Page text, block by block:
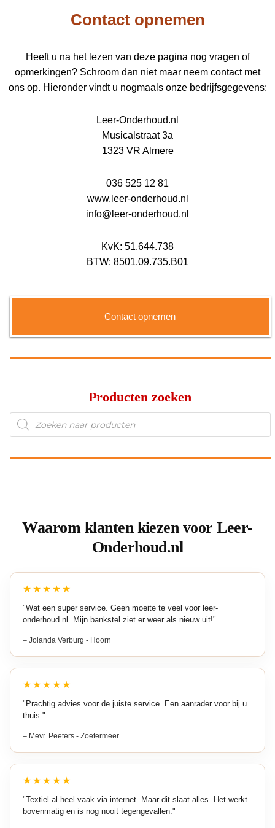
Contact opnemen
Heeft u na het lezen van deze pagina nog vragen of
opmerkingen? Schroom dan niet maar neem contact met
ons op. Hieronder vindt u nogmaals onze bedrijfsgegevens:
Leer-Onderhoud.nl
Musicalstraat 3a
1323 VR Almere
036 525 12 81
www.leer-onderhoud.nl
info@leer-onderhoud.nl
KvK: 51.644.738
BTW: 8501.09.735.B01
Contact opnemen
Producten zoeken
Producten
zoeken
Waarom klanten kiezen voor Leer-
Onderhoud.nl
★★★★★
"Wat een super service. Geen moeite te veel voor leer-
onderhoud.nl. Mijn bankstel ziet er weer als nieuw uit!"
– Jolanda Verburg - Hoorn
★★★★★
"Prachtig advies voor de juiste service. Een aanrader voor bij u
thuis."
– Mevr. Peeters - Zoetermeer
★★★★★
"Textiel al heel vaak via internet. Maar dit slaat alles. Het werkt
bovenmatig en is nog nooit tegengevallen."